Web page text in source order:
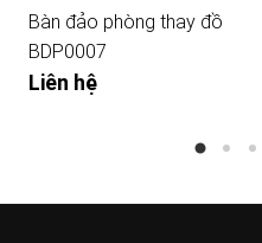
Bàn đảo phòng thay đồ
BDP0007
Liên hệ